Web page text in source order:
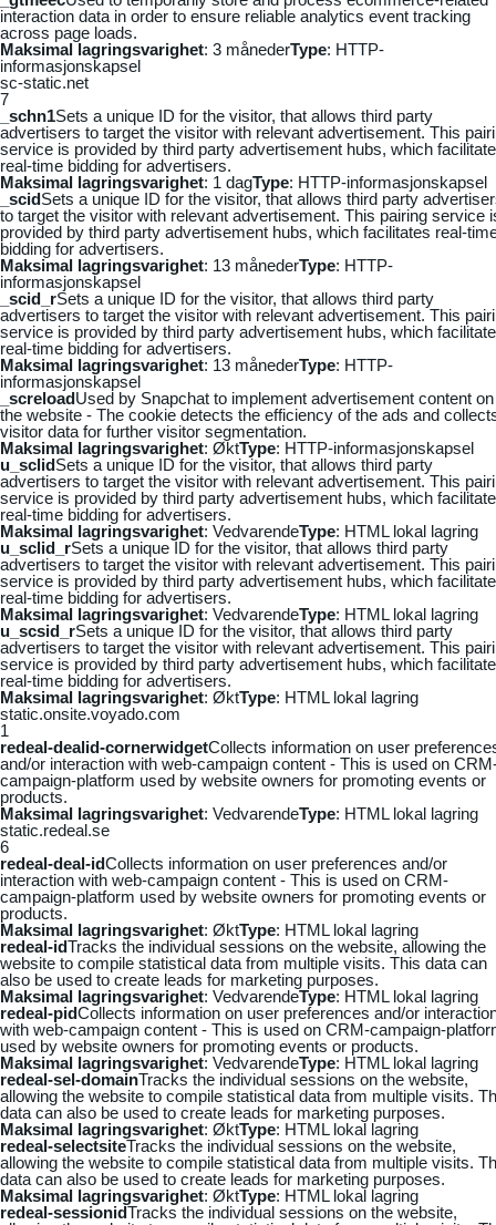
interaction data in order to ensure reliable analytics event tracking
across page loads.
Maksimal lagringsvarighet: 3 månederType: HTTP-
informasjonskapsel
sc-static.net
7
_schn1Sets a unique ID for the visitor, that allows third party
advertisers to target the visitor with relevant advertisement. This
service is provided by third party advertisement hubs, which
real-time bidding for advertisers.
Maksimal lagringsvarighet: 1 dagType: HTTP-informasjonskapsel
_scidSets a unique ID for the visitor, that allows third party
to target the visitor with relevant advertisement. This pairing service
provided by third party advertisement hubs, which facilitates real-
bidding for advertisers.
Maksimal lagringsvarighet: 13 månederType: HTTP-
informasjonskapsel
_scid_rSets a unique ID for the visitor, that allows third party
advertisers to target the visitor with relevant advertisement. This
service is provided by third party advertisement hubs, which
real-time bidding for advertisers.
Maksimal lagringsvarighet: 13 månederType: HTTP-
informasjonskapsel
_screloadUsed by Snapchat to implement advertisement content on
the website - The cookie detects the efficiency of the ads and
visitor data for further visitor segmentation.
Maksimal lagringsvarighet: ØktType: HTTP-informasjonskapsel
u_sclidSets a unique ID for the visitor, that allows third party
advertisers to target the visitor with relevant advertisement. This
service is provided by third party advertisement hubs, which
real-time bidding for advertisers.
Maksimal lagringsvarighet: VedvarendeType: HTML lokal lagring
u_sclid_rSets a unique ID for the visitor, that allows third party
advertisers to target the visitor with relevant advertisement. This
service is provided by third party advertisement hubs, which
real-time bidding for advertisers.
Maksimal lagringsvarighet: VedvarendeType: HTML lokal lagring
u_scsid_rSets a unique ID for the visitor, that allows third party
advertisers to target the visitor with relevant advertisement. This
service is provided by third party advertisement hubs, which
real-time bidding for advertisers.
Maksimal lagringsvarighet: ØktType: HTML lokal lagring
static.onsite.voyado.com
1
redeal-dealid-cornerwidgetCollects information on user
and/or interaction with web-campaign content - This is used on
campaign-platform used by website owners for promoting events or
products.
Maksimal lagringsvarighet: VedvarendeType: HTML lokal lagring
static.redeal.se
6
redeal-deal-idCollects information on user preferences and/or
interaction with web-campaign content - This is used on CRM-
campaign-platform used by website owners for promoting events or
products.
Maksimal lagringsvarighet: ØktType: HTML lokal lagring
redeal-idTracks the individual sessions on the website, allowing the
website to compile statistical data from multiple visits. This data can
also be used to create leads for marketing purposes.
Maksimal lagringsvarighet: VedvarendeType: HTML lokal lagring
redeal-pidCollects information on user preferences and/or
with web-campaign content - This is used on CRM-campaign-
used by website owners for promoting events or products.
Maksimal lagringsvarighet: VedvarendeType: HTML lokal lagring
redeal-sel-domainTracks the individual sessions on the website,
allowing the website to compile statistical data from multiple visits.
data can also be used to create leads for marketing purposes.
Maksimal lagringsvarighet: ØktType: HTML lokal lagring
redeal-selectsiteTracks the individual sessions on the website,
allowing the website to compile statistical data from multiple visits.
data can also be used to create leads for marketing purposes.
Maksimal lagringsvarighet: ØktType: HTML lokal lagring
redeal-sessionidTracks the individual sessions on the website,